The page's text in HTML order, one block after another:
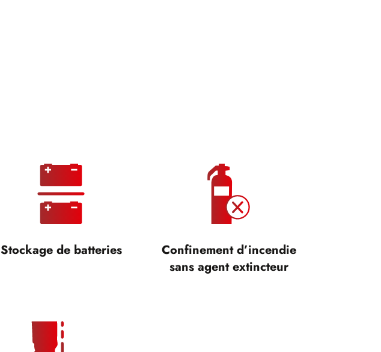
Stockage de batteries
Confinement d’incendie
sans agent extincteur